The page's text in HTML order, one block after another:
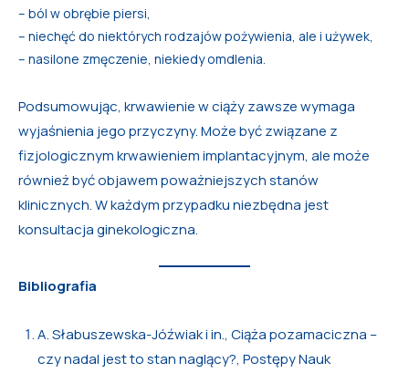
– ból w obrębie piersi,
– niechęć do niektórych rodzajów pożywienia, ale i używek,
– nasilone zmęczenie, niekiedy omdlenia.
Podsumowując, krwawienie w ciąży zawsze wymaga
wyjaśnienia jego przyczyny. Może być związane z
fizjologicznym krwawieniem implantacyjnym, ale może
również być objawem poważniejszych stanów
klinicznych. W każdym przypadku niezbędna jest
konsultacja ginekologiczna.
Bibliografia
A. Słabuszewska-Jóźwiak i in., Ciąża pozamaciczna –
czy nadal jest to stan naglący?, Postępy Nauk